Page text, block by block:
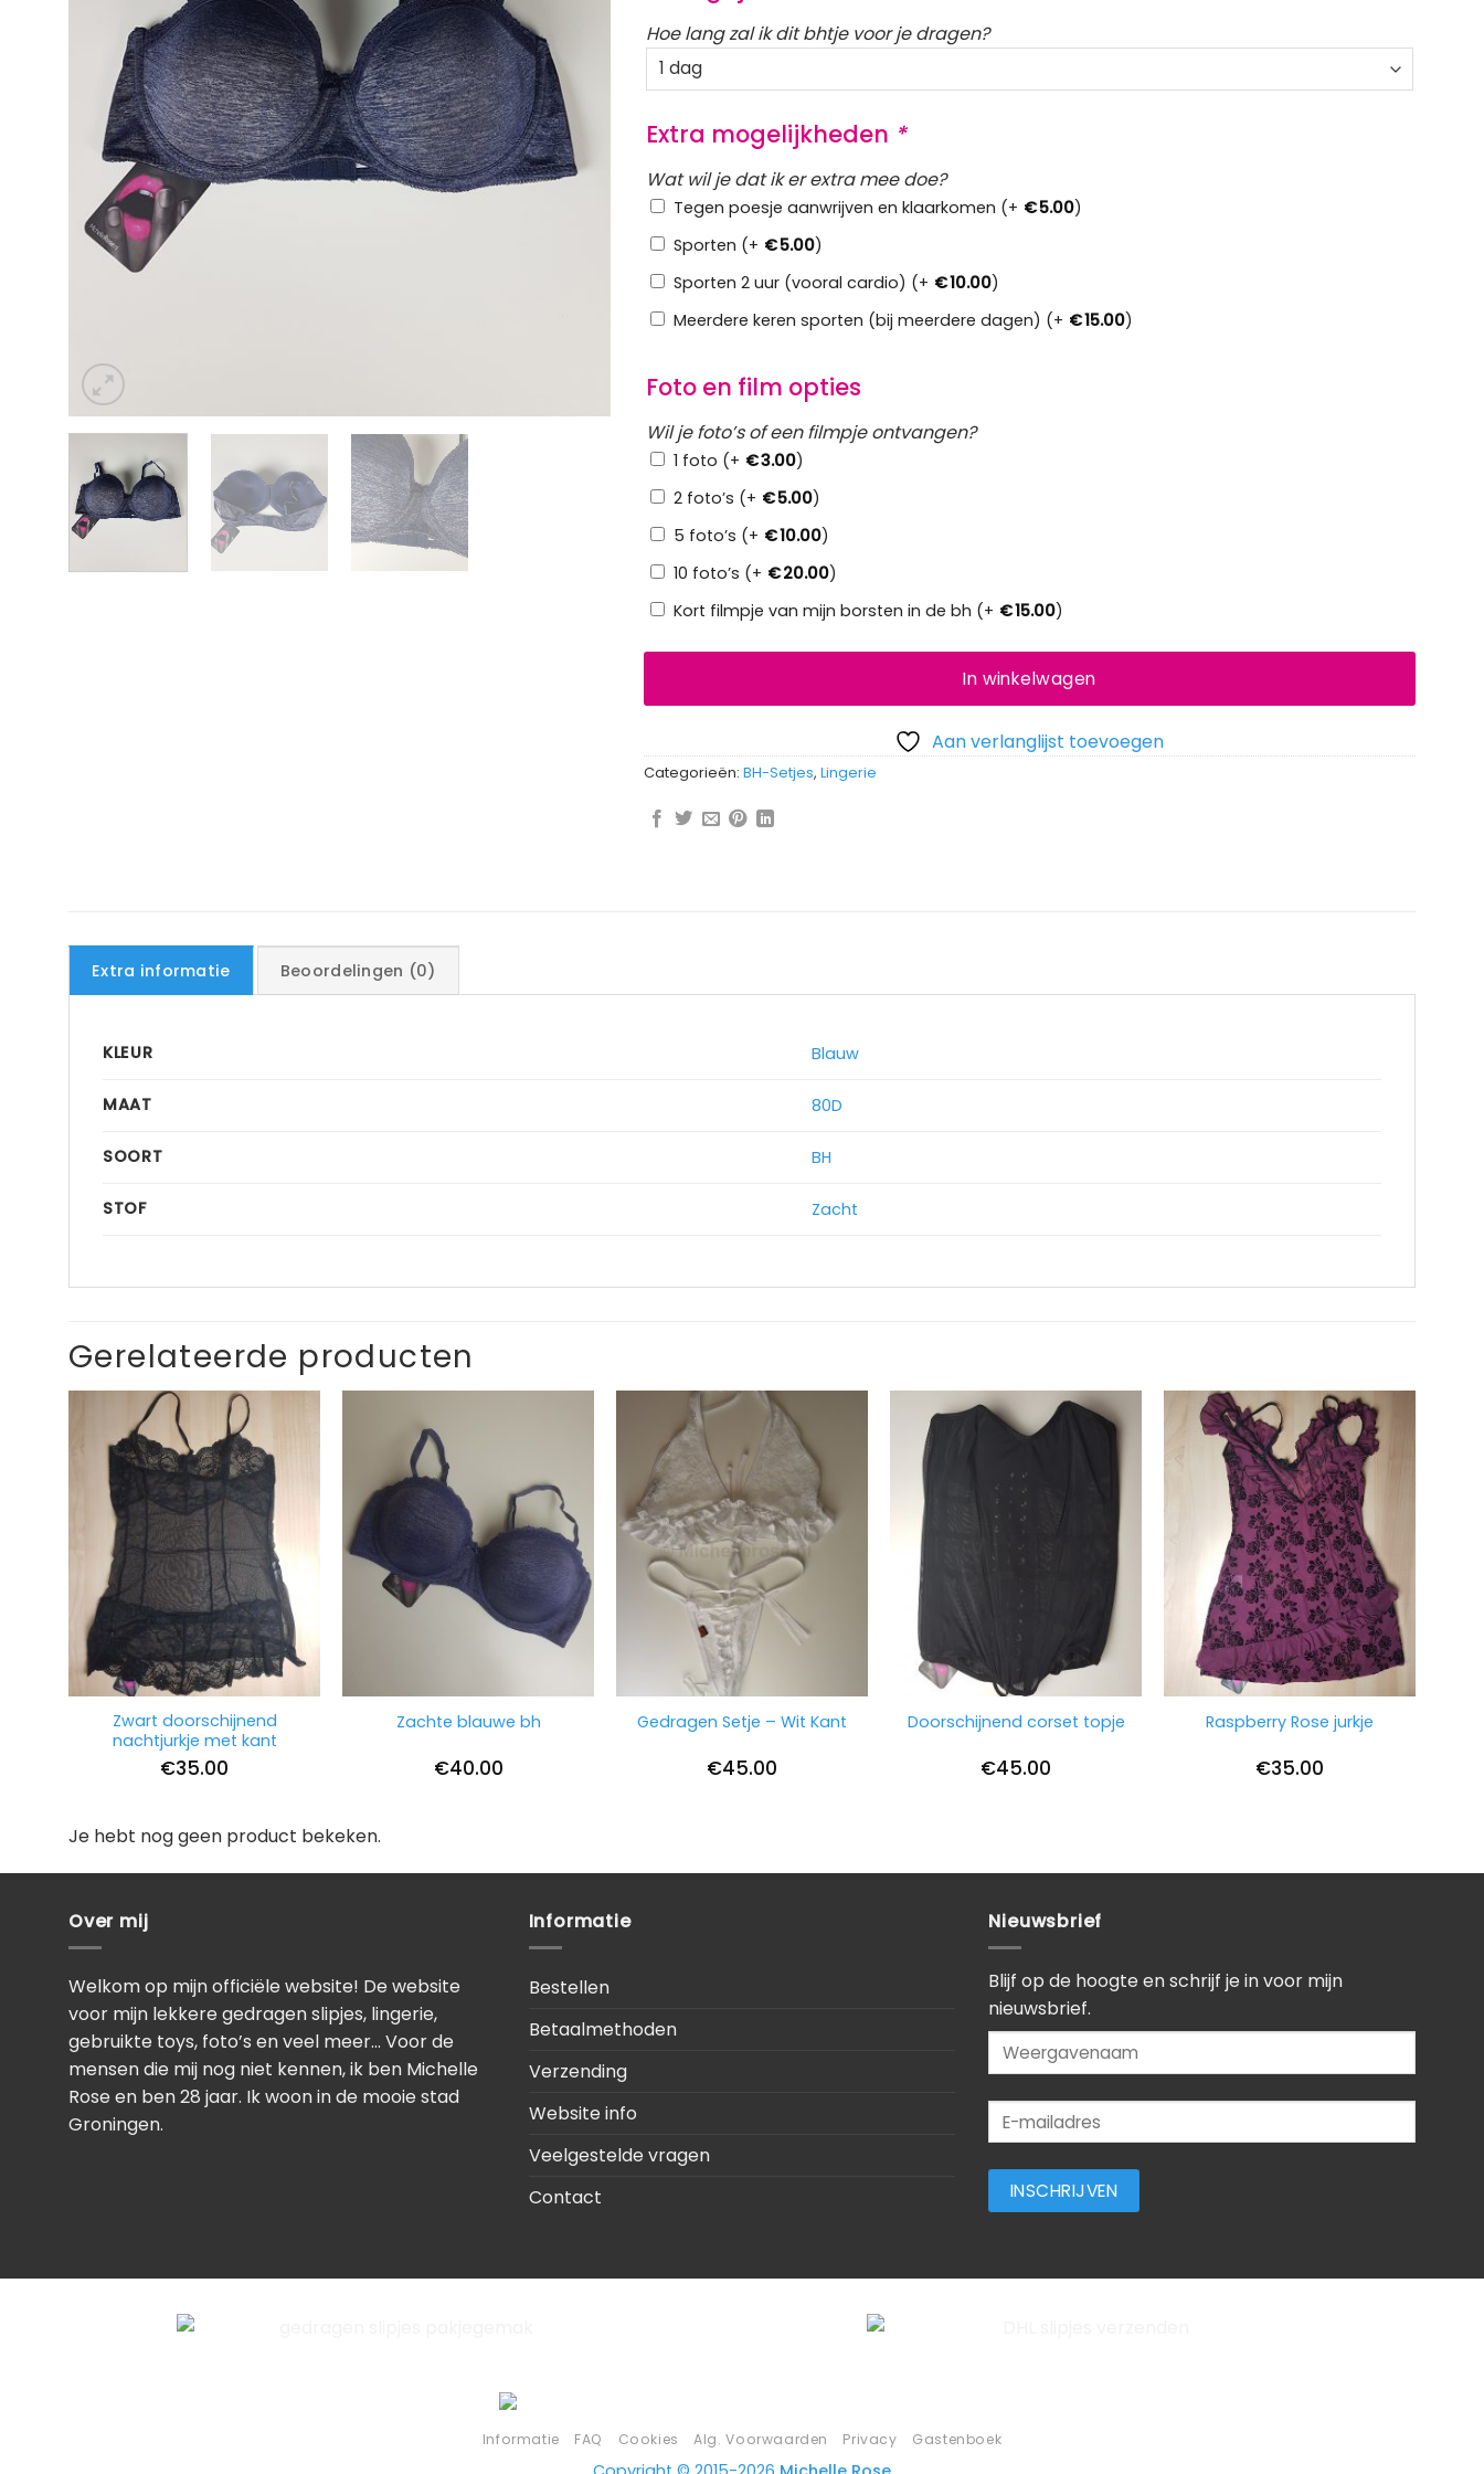
Hoe lang zal ik dit bhtje voor je dragen?
Extra mogelijkheden *
Wat wil je dat ik er extra mee doe?
Tegen poesje aanwrijven en klaarkomen (+ €5.00)
Sporten (+ €5.00)
Sporten 2 uur (vooral cardio) (+ €10.00)
Meerdere keren sporten (bij meerdere dagen) (+ €15.00)
Foto en film opties
Wil je foto’s of een filmpje ontvangen?
1 foto (+ €3.00)
2 foto’s (+ €5.00)
5 foto’s (+ €10.00)
10 foto’s (+ €20.00)
Kort filmpje van mijn borsten in de bh (+ €15.00)
In winkelwagen
Aan verlanglijst toevoegen
Categorieën: BH-Setjes, Lingerie
Extra informatie Beoordelingen (0)
KLEUR Blauw
MAAT 80D
SOORT BH
STOF Zacht
Gerelateerde producten
Zwart doorschijnend
nachtjurkje met kant
€35.00
Zachte blauwe bh
€40.00
Gedragen Setje – Wit Kant
€45.00
Doorschijnend corset topje
€45.00
Raspberry Rose jurkje
€35.00
Je hebt nog geen product bekeken.
Over mij
Welkom op mijn officiële website! De website
voor mijn lekkere gedragen slipjes, lingerie,
gebruikte toys, foto’s en veel meer… Voor de
mensen die mij nog niet kennen, ik ben Michelle
Rose en ben 28 jaar. Ik woon in de mooie stad
Groningen.
Informatie
Bestellen
Betaalmethoden
Verzending
Website info
Veelgestelde vragen
Contact
Nieuwsbrief
Blijf op de hoogte en schrijf je in voor mijn
nieuwsbrief.
Informatie FAQ Cookies Alg. Voorwaarden Privacy Gastenboek